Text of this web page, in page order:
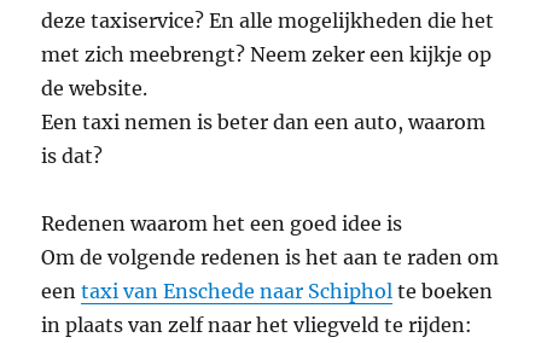
deze taxiservice? En alle mogelijkheden die het
met zich meebrengt? Neem zeker een kijkje op
de website.
Een taxi nemen is beter dan een auto, waarom
is dat?
Redenen waarom het een goed idee is
Om de volgende redenen is het aan te raden om
een​​taxi van Enschede naar Schiphol te boeken
in plaats van zelf naar het vliegveld te rijden: